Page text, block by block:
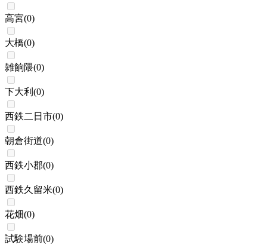
高宮(0)
大橋(0)
雑餉隈(0)
下大利 (0)
西鉄二日市(0)
朝倉街道(0)
西鉄小郡(0)
西鉄久留米(0)
花畑(0)
試験場前(0)